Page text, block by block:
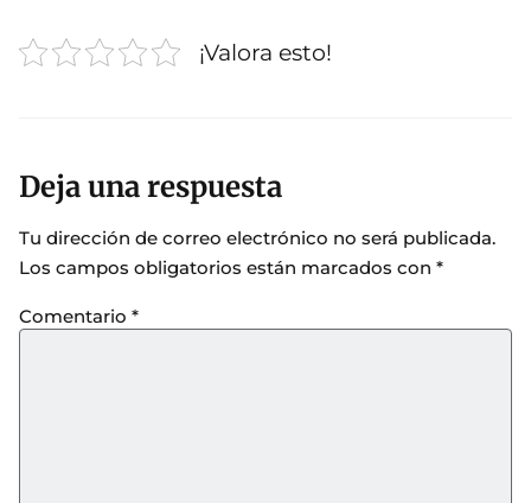
¡Valora esto!
Deja una respuesta
Tu dirección de correo electrónico no será publicada.
Los campos obligatorios están marcados con *
Comentario *